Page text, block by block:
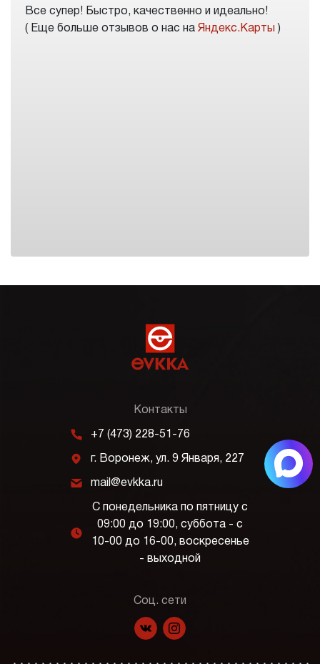
Все супер! Быстро, качественно и идеально!
( Еще больше отзывов о нас на Яндекс.Карты )
Контакты
m +7 (473) 228-51-76
j г. Воронеж, ул. 9 Января, 227
k mail@evkka.ru
l
С понедельника по пятницу с
09:00 до 19:00, суббота - с
10-00 до 16-00, воскресенье
- выходной
Соц. сети
f p